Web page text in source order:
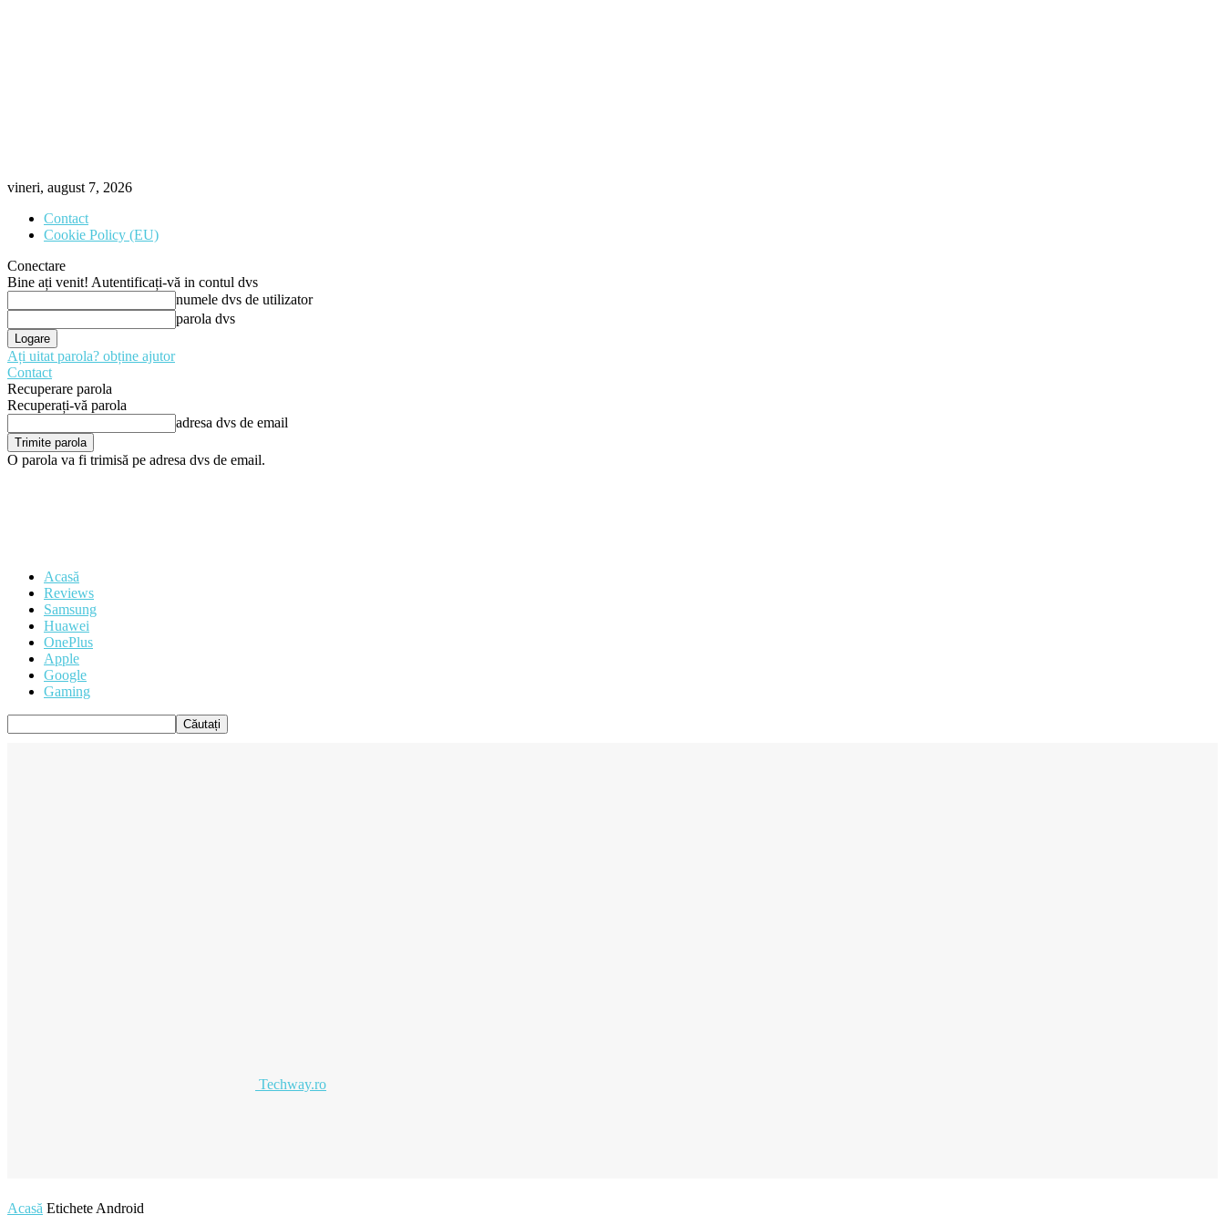
vineri, august 7, 2026
Contact
Cookie Policy (EU)
Conectare
Bine ați venit! Autentificați-vă in contul dvs
numele dvs de utilizator
parola dvs
Ați uitat parola? obține ajutor
Contact
Recuperare parola
Recuperați-vă parola
adresa dvs de email
O parola va fi trimisă pe adresa dvs de email.
Acasă
Reviews
Samsung
Huawei
OnePlus
Apple
Google
Gaming
Techway.ro
Acasă Etichete Android